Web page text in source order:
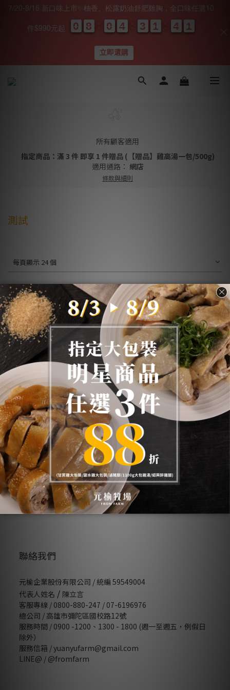
所有顧客適用
指定商品：滿 3 件 即享 1 件贈品 (【贈品】雞高湯一包/500g)
適用通路： 網店
條款與細則
測試
每頁顯示 24 個
關於我們
衝浪雞
重要公告
媒體推薦
哪裡找到我們
檢驗報告
人才招募
顧客服務
會員權益
隱私條款
條款與細則
常見Ｑ＆Ａ
聯絡我們
元榆企業股份有限公司 / 統編 59549004
代表人姓名 / 陳立言
客服專線 / 0800-880-247 / 07-6196976
總公司 / 高雄市彌陀區國校路12號
服務時間 / 0900 -1200、1300 - 1800 (週一至週五，例假日
除外）
服務信箱 / yuanyufarm@gmail.com
LINE@ / @fromfarm
7/20-8/16 新口味上市✨柚香、松露奶油舒肥雞胸，全口味任選10
件$990元起 0
0
0
0 8
8
8
8 0
0
0
0 4
4
4
4 3
3
3
3 1
1
1
1 4
4
4
4 0
0
1
1
0
立即選購